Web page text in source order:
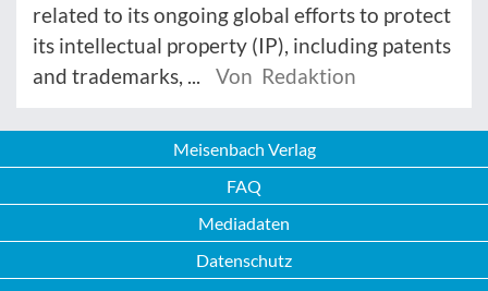
related to its ongoing global efforts to protect
its intellectual property (IP), including patents
and trademarks, ...
Von Redaktion
Meisenbach Verlag
FAQ
Mediadaten
Datenschutz